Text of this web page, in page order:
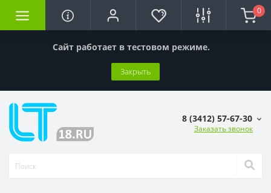
Сайт работает в тестовом режиме.
Закрыть
0
8 (3412) 57-67-30
Заказать звонок